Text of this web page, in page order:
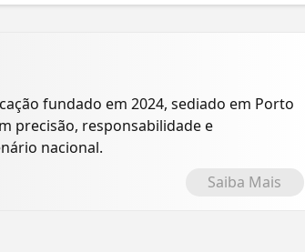
fundado em 2024, sediado em Porto
precisão, responsabilidade e
nacional.
Saiba Mais